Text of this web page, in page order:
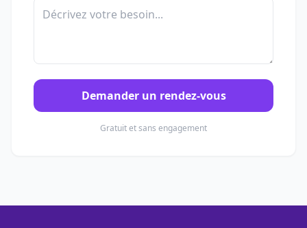
Demander un rendez-vous
Gratuit et sans engagement